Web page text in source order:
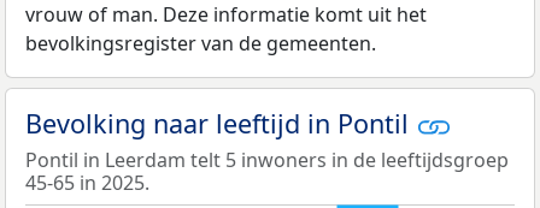
vrouw of man. Deze informatie komt uit het
bevolkingsregister van de gemeenten.
Bevolking naar leeftijd in Pontil
Pontil in Leerdam telt 5 inwoners in de leeftijdsgroep
45-65 in 2025.